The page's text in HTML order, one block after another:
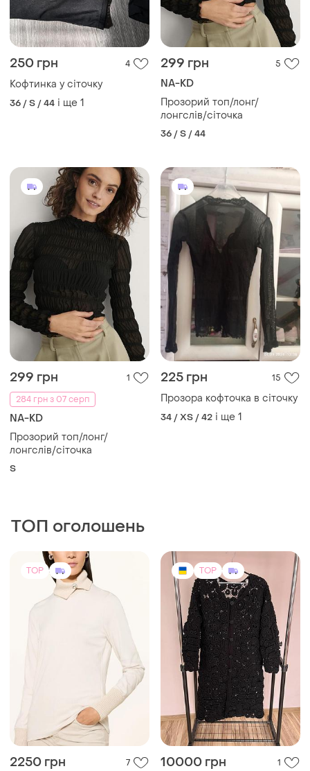
250 грн 4
Кофтинка у сіточку
36 / S / 44 і ще 1
299 грн 5
NA-KD
Прозорий топ/лонг/
лонгслів/сіточка
36 / S / 44
299 грн
1
284 грн з 07 серп
NA-KD
Прозорий топ/лонг/
лонгслів/сіточка
S
225 грн 15
Прозора кофточка в сіточку
34 / XS / 42 і ще 1
ТОП оголошень
TOP
2250 грн 7
TOP
10000 грн 1